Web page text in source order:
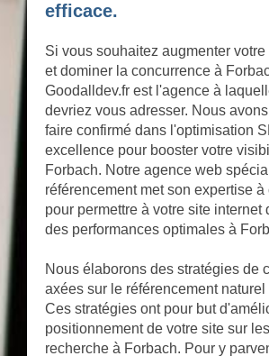
efficace.
Si vous souhaitez augmenter
et dominer la concurrence à
Goodalldev.fr est l'agence à
devriez vous adresser. Nous
faire confirmé dans l'optimisation
excellence pour booster votre
Forbach. Notre agence web
référencement met son expertise
pour permettre à votre site internet
des performances optimales à
Nous élaborons des stratégies de
axées sur le référencement naturel
Ces stratégies ont pour but
positionnement de votre site sur
recherche à Forbach. Pour y